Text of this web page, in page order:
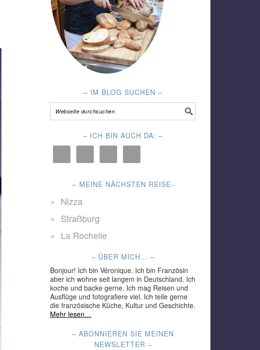
– IM BLOG SUCHEN –
– ICH BIN AUCH DA: –
– MEINE NÄCHSTEN REISE-
Nizza
Straßburg
La Rochelle
– ÜBER MICH… –
Bonjour! Ich bin Véronique. Ich bin Französin
aber ich wohne seit langem in Deutschland. Ich
koche und backe gerne. Ich mag Reisen und
Ausflüge und fotografiere viel. Ich teile gerne
die französische Küche, Kultur und Geschichte.
Mehr lesen…
– ABONNIEREN SIE MEINEN
NEWSLETTER –